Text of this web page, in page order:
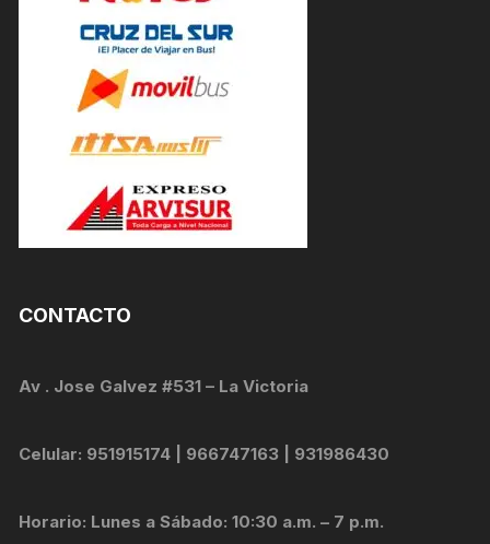
CONTACTO
Av . Jose Galvez #531 – La Victoria
Celular: 951915174 | 966747163 | 931986430
Horario: Lunes a Sábado: 10:30 a.m. – 7 p.m.